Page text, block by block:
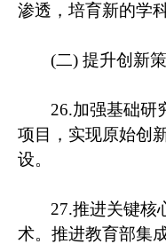
渗透，培育新的学
(二) 提升创新
26.加强基础研
项目，实现原始创
设。
27.推进关键核
术。推进教育部集